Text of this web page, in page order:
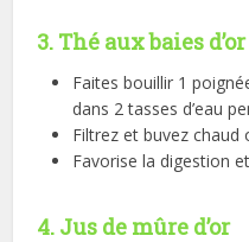
3. Thé aux baies d’or
Faites bouillir 1
dans 2 tasses d’eau
Filtrez et buvez chaud
Favorise la digestion
4. Jus de mûre d’or